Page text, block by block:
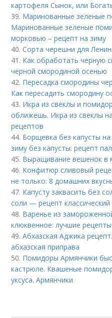
картофеля Сынок, или
39. Маринованные зеленые
Маринованные зеленые
морковью – рецепт на зиму
40.Сорта черешни для
41. Как обработать черную
черной смородиной осенью
42. Пересадка смородины
Как пересадить смородину
43. Икра из свеклы и
оближешь. Икра из свеклы
рецептов
44. Борщевка без капусты
зиму без капусты: рецепт
45. Выращивание вешенок в
46. Конфитюр сливовый
не только: 8 домашних
47. Капусту заквасить без
соли — рецепт классический
48. Варенье из
клюквенное: лучшие рецепты
49.Абхазская Аджика
абхазская приправа
50. Помидоры Армянчики
кастрюле. Квашеные
уксуса. Армянчики